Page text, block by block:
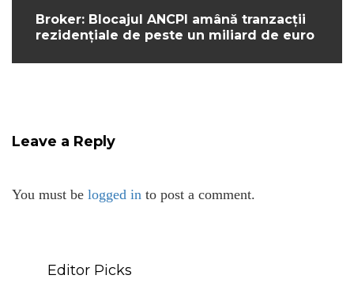
Broker: Blocajul ANCPI amână tranzacții
rezidențiale de peste un miliard de euro
Leave a Reply
You must be logged in to post a comment.
Editor Picks